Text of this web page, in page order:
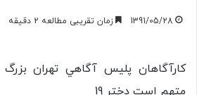
1391/05/28 زمان تقریبی مطالعه 2 دقیقه
متهم است دختر 19